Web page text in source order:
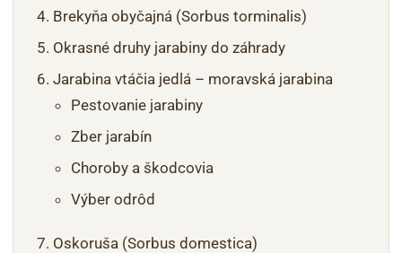
Brekyňa obyčajná (Sorbus torminalis)
Okrasné druhy jarabiny do záhrady
Jarabina vtáčia jedlá – moravská jarabina
Pestovanie jarabiny
Zber jarabín
Choroby a škodcovia
Výber odrôd
Oskoruša (Sorbus domestica)